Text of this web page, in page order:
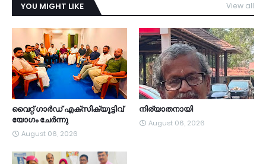
YOU MIGHT LIKE View all
വൈറ്റ് ഗാർഡ് എക്സിക്യൂട്ടിവ്
യോഗം ചേർന്നു
August 06, 2026
നിര്യാതനായി
August 06, 2026